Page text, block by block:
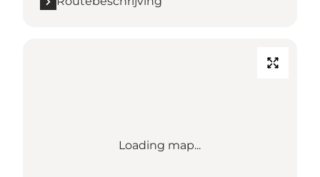
Loading map...